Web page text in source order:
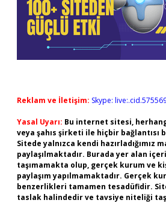
Reklam ve İletişim: Skype:
Yasal Uyarı: Bu internet sitesi,
veya şahıs şirketi ile hiçbir bağlantısı
Sitede yalnızca kendi hazırladığımız
paylaşılmaktadır. Burada yer alan
taşımamakta olup, gerçek kurum ve
paylaşım yapılmamaktadır. Gerçek
benzerlikleri tamamen tesadüfidir.
taslak halindedir ve tavsiye niteliği